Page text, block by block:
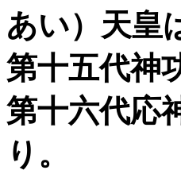
あい）天皇
第十五代神
第十六代応
り。